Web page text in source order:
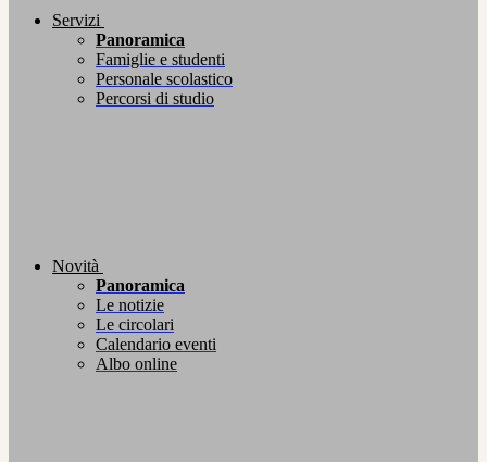
Servizi
Panoramica
Famiglie e studenti
Personale scolastico
Percorsi di studio
Novità
Panoramica
Le notizie
Le circolari
Calendario eventi
Albo online